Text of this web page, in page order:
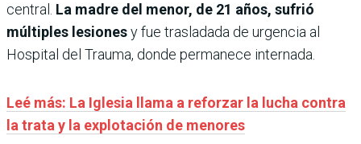
central.
La madre del menor, de 21 años, sufrió
múltiples lesionesy fue trasladada de urgencia al
Hospital del Trauma, donde permanece internada.
Leé más: La Iglesia llama a reforzar la lucha contra
la trata y la explotación de menores